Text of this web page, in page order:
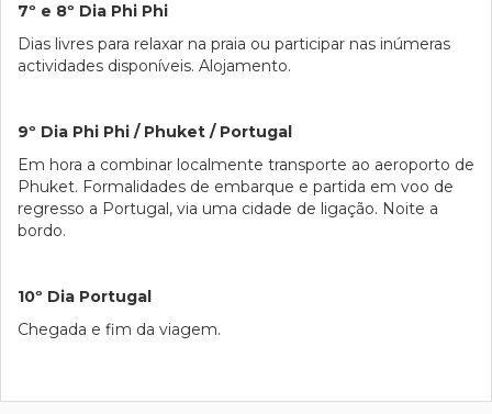
7º e 8º Dia Phi Phi
Dias livres para relaxar na praia ou participar nas inúmeras
actividades disponíveis. Alojamento.
9º Dia Phi Phi / Phuket / Portugal
Em hora a combinar localmente transporte ao aeroporto de
Phuket. Formalidades de embarque e partida em voo de
regresso a Portugal, via uma cidade de ligação. Noite a
bordo.
10º Dia Portugal
Chegada e fim da viagem.